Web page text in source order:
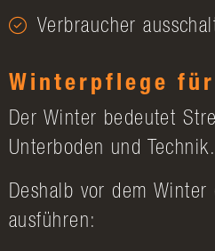
Verbraucher
Winterpflege für
Der Winter bedeutet
Unterboden und Technik.
Deshalb vor dem
ausführen: